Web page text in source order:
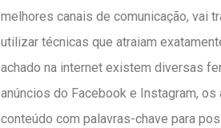
melhores canais de comunicação, vai
utilizar técnicas que atraiam
achado na internet existem diversas
anúncios do Facebook e Instagram,
conteúdo com palavras-chave para